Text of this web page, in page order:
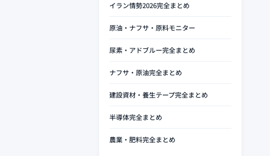
イラン情勢2026完全まとめ
原油・ナフサ・原料モニター
尿素・アドブルー完全まとめ
ナフサ・原油完全まとめ
建設資材・養生テープ完全まとめ
半導体完全まとめ
農業・肥料完全まとめ